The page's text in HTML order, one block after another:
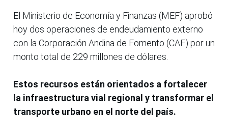
El Ministerio de Economía y Finanzas (MEF) aprobó
hoy dos operaciones de endeudamiento externo
con la Corporación Andina de Fomento (CAF) por un
monto total de 229 millones de dólares.
Estos recursos están orientados a fortalecer
la infraestructura vial regional y transformar el
transporte urbano en el norte del país.